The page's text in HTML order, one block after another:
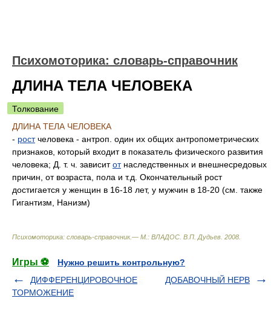
Психомоторика: cловарь-справочник
ДЛИНА ТЕЛА ЧЕЛОВЕКА
Толкование
ДЛИНА ТЕЛА ЧЕЛОВЕКА
- ростчеловека - антроп. один их общих антропометрических
признаков, который входит в показатель физического развития
человека; Д. т. ч. зависитотнаследственных и внешнесредовых
причин, от возраста, пола и т.д. Окончательный рост
достигается у женщин в 16-18 лет, у мужчин в 18-20 (см. также
Гигантизм, Нанизм)
Психомоторика: cловарь-справочник.— М.: ВЛАДОС В.П. Дудьев 2008
Игры ⚽
Нужно решить контрольную?
ДИФФЕРЕНЦИРОВОЧНОЕ
ТОРМОЖЕНИЕ
ДОБАВОЧНЫЙ НЕРВ